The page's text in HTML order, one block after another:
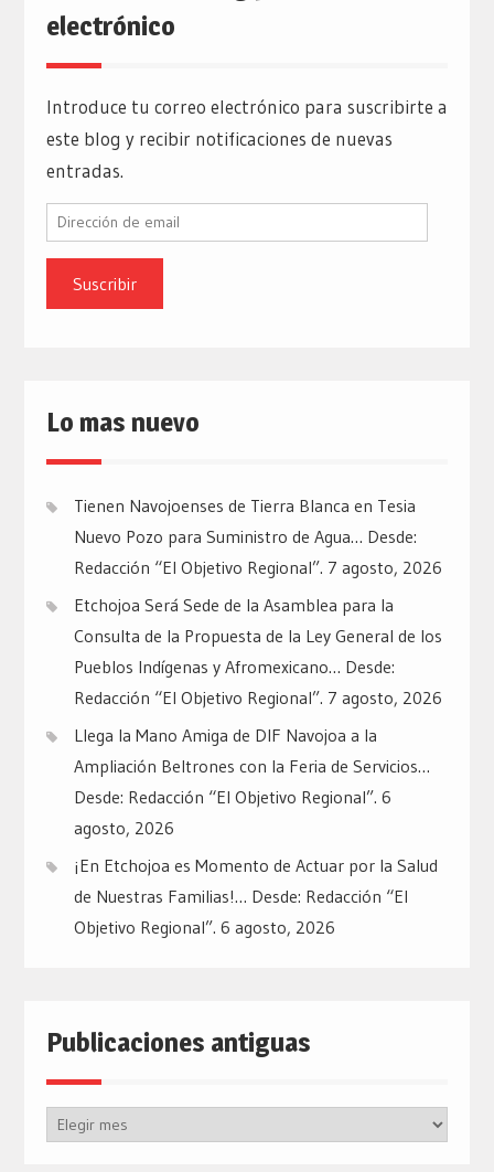
electrónico
Introduce tu correo electrónico para suscribirte a
este blog y recibir notificaciones de nuevas
entradas.
Dirección
email
Lo mas nuevo
Tienen Navojoenses de Tierra Blanca en Tesia
Nuevo Pozo para Suministro de Agua… Desde:
Redacción “El Objetivo Regional”. 7 agosto, 2026
Etchojoa Será Sede de la Asamblea para la
Consulta de la Propuesta de la Ley General de los
Pueblos Indígenas y Afromexicano… Desde:
Redacción “El Objetivo Regional”. 7 agosto, 2026
Llega la Mano Amiga de DIF Navojoa a la
Ampliación Beltrones con la Feria de Servicios…
Desde: Redacción “El Objetivo Regional”. 6
agosto, 2026
¡En Etchojoa es Momento de Actuar por la Salud
de Nuestras Familias!… Desde: Redacción “El
Objetivo Regional”. 6 agosto, 2026
Publicaciones antiguas
Publicaciones